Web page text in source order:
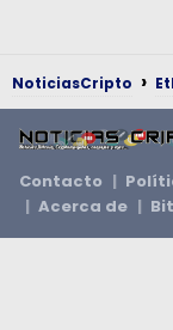
NoticiasCripto
Contacto
Acerca de